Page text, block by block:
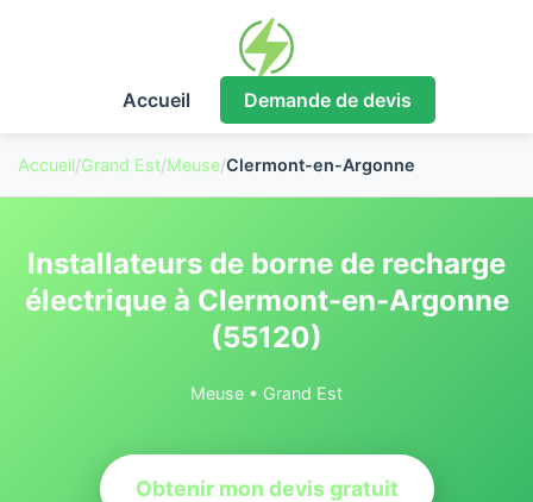
Accueil Demande de devis
Accueil/Grand Est/Meuse/Clermont-en-Argonne
Installateurs de borne de recharge
électrique à Clermont-en-Argonne
(55120)
Meuse • Grand Est
Obtenir mon devis gratuit